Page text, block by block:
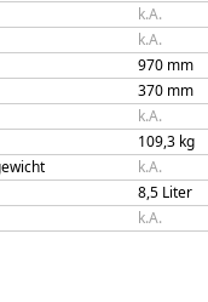
k.A.
k.A.
970 mm
370 mm
k.A.
109,3 kg
k.A.
8,5 Liter
k.A.